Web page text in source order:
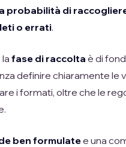
probabilità di
o errati.
fase di raccolta è di
definire chiaramente le
i formati, oltre che le
ben formulatee una